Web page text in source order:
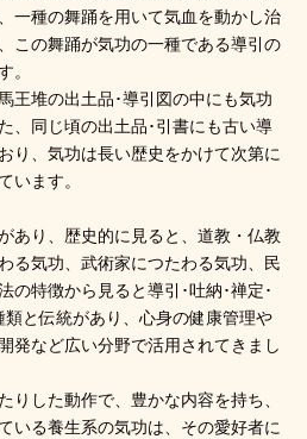
一種の舞踊を用いて気血を動かし治
この舞踊が気功の一種である導引の
。
王堆の出土品･導引図の中にも気功
、同じ頃の出土品･引書にも古い導
り、気功は長い歴史をかけて次第に
います。
あり、歴史的に見ると、道教・仏教
る気功、武術家につたわる気功、民
の特徴から見ると導引･吐納･禅定･
と伝統があり、心身の健康管理や
発など広い分野で活用されてきまし
りした動作で、豊かな内容を持ち、
いる養生系の気功は、その愛好者に